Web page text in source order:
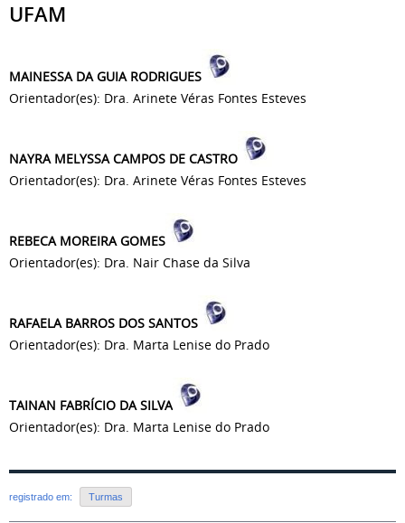
UFAM
MAINESSA DA GUIA RODRIGUES
Orientador(es): Dra. Arinete Véras Fontes Esteves
NAYRA MELYSSA CAMPOS DE CASTRO
Orientador(es): Dra. Arinete Véras Fontes Esteves
REBECA MOREIRA GOMES
Orientador(es): Dra. Nair Chase da Silva
RAFAELA BARROS DOS SANTOS
Orientador(es): Dra. Marta Lenise do Prado
TAINAN FABRÍCIO DA SILVA
Orientador(es): Dra. Marta Lenise do Prado
registrado em: Turmas